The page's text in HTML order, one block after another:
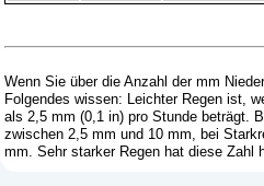
Wenn Sie über die Anzahl der mm
Folgendes wissen: Leichter Regen ist,
als 2,5 mm (0,1 in) pro Stunde beträgt.
zwischen 2,5 mm und 10 mm, bei
mm. Sehr starker Regen hat diese Zahl